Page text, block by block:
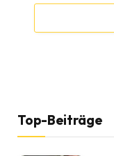
Top-Beiträge